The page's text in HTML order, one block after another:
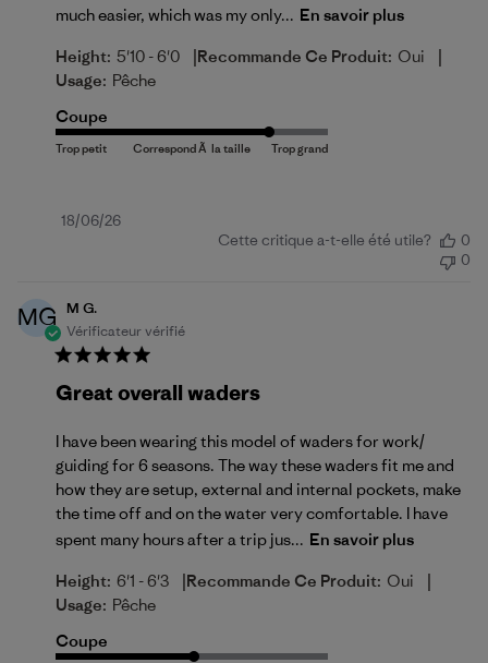
much easier, which was my only... En savoir plus
Height: 5'10 - 6'0 |Recommande Ce Produit: Oui |
Usage: Pêche
Coupe
Date
18/06/26
Cette critique a-t-elle été utile?
0
0
MG
M G.
Vérificateur vérifié
Great overall waders
I have been wearing this model of waders for work/
guiding for 6 seasons. The way these waders fit me and
how they are setup, external and internal pockets, make
the time off and on the water very comfortable. I have
spent many hours after a trip jus... En savoir plus
Height: 6'1 - 6'3 |Recommande Ce Produit: Oui |
Usage: Pêche
Coupe